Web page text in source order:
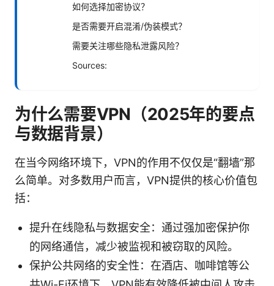
如何选择加密协议？
是否需要开启混淆/伪装模式？
需要关注哪些隐私泄露风险？
Sources:
为什么需要VPN（2025年的要点
与数据背景）
在当今网络环境下，VPN的作用不仅仅是“翻墙”那
么简单。对多数用户而言，VPN提供的核心价值包
括：
提升在线隐私与数据安全：通过强加密保护你
的网络通信，减少被监视和被窃取的风险。
保护公共网络的安全性：在酒店、咖啡馆等公